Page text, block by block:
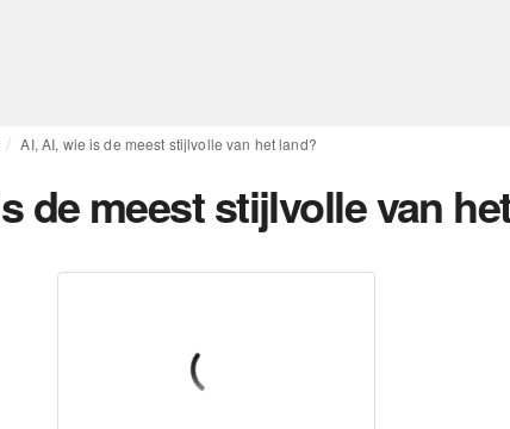
AI, AI, wie is de meest stijlvolle van het land?
de meest stijlvolle van